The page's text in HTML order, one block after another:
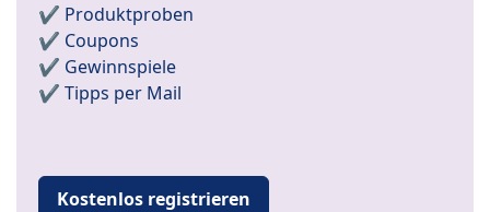
✔️ Produktproben
✔️ Coupons
✔️ Gewinnspiele
✔️ Tipps per Mail
Kostenlos registrieren